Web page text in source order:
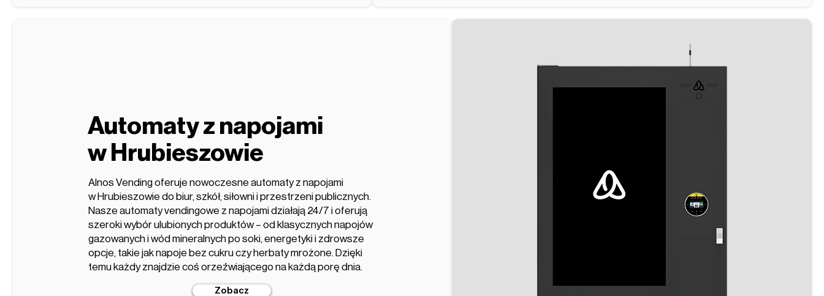
Automaty z napojami
w Hrubieszowie
Alnos Vending oferuje nowoczesne automaty z napojami
w Hrubieszowie do biur, szkół, siłowni i przestrzeni publicznych.
Nasze automaty vendingowe z napojami działają 24/7 i oferują
szeroki wybór ulubionych produktów – od klasycznych napojów
gazowanych i wód mineralnych po soki, energetyki i zdrowsze
opcje, takie jak napoje bez cukru czy herbaty mrożone. Dzięki
temu każdy znajdzie coś orzeźwiającego na każdą porę dnia.
Zobacz